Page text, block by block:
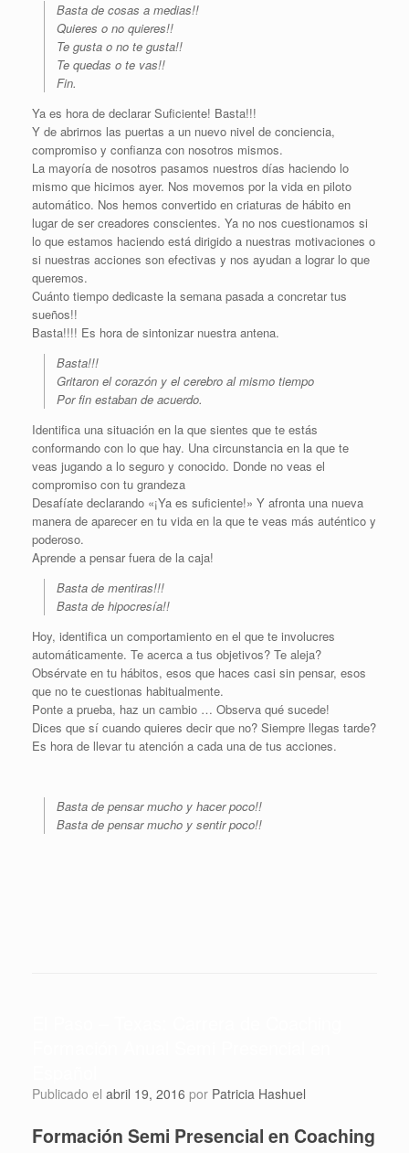
Basta de cosas a medias!!
Quieres o no quieres!!
Te gusta o no te gusta!!
Te quedas o te vas!!
Fin.
Ya es hora de declarar Suficiente! Basta!!!
Y de abrirnos las puertas a un nuevo nivel de conciencia,
compromiso y confianza con nosotros mismos.
La mayoría de nosotros pasamos nuestros días haciendo lo
mismo que hicimos ayer. Nos movemos por la vida en piloto
automático. Nos hemos convertido en criaturas de hábito en
lugar de ser creadores conscientes. Ya no nos cuestionamos si
lo que estamos haciendo está dirigido a nuestras motivaciones o
si nuestras acciones son efectivas y nos ayudan a lograr lo que
queremos.
Cuánto tiempo dedicaste la semana pasada a concretar tus
sueños!!
Basta!!!! Es hora de sintonizar nuestra antena.
Basta!!!
Gritaron el corazón y el cerebro al mismo tiempo
Por fin estaban de acuerdo.
Identifica una situación en la que sientes que te estás
conformando con lo que hay. Una circunstancia en la que te
veas jugando a lo seguro y conocido. Donde no veas el
compromiso con tu grandeza
Desafíate declarando «¡Ya es suficiente!» Y afronta una nueva
manera de aparecer en tu vida en la que te veas más auténtico y
poderoso.
Aprende a pensar fuera de la caja!
Basta de mentiras!!!
Basta de hipocresía!!
Hoy, identifica un comportamiento en el que te involucres
automáticamente. Te acerca a tus objetivos? Te aleja?
Obsérvate en tu hábitos, esos que haces casi sin pensar, esos
que no te cuestionas habitualmente.
Ponte a prueba, haz un cambio … Observa qué sucede!
Dices que sí cuando quieres decir que no? Siempre llegas tarde?
Es hora de llevar tu atención a cada una de tus acciones.
Basta de pensar mucho y hacer poco!!
Basta de pensar mucho y sentir poco!!
Publicado el abril 19, 2016 por Patricia Hashuel
Formación Semi Presencial en Coaching